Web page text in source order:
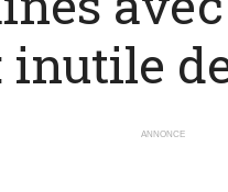
inutile
ANNONCE